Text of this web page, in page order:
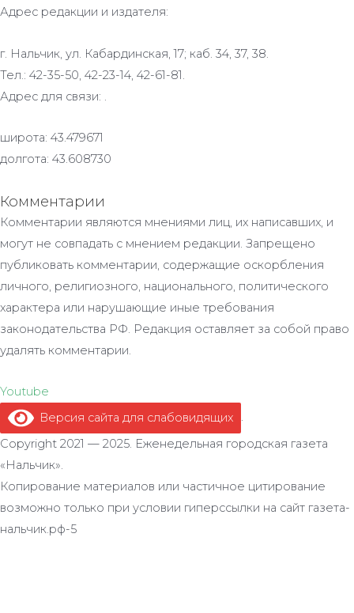
Адрес редакции и издателя:
г. Нальчик, ул. Кабардинская, 17; каб. 34, 37, 38.
Тел.: 42-35-50, 42-23-14, 42-61-81.
Адрес для связи: .
широта: 43.479671
долгота: 43.608730
Комментарии
Комментарии являются мнениями лиц, их написавших, и
могут не совпадать с мнением редакции. Запрещено
публиковать комментарии, содержащие оскорбления
личного, религиозного, национального, политического
характера или нарушающие иные требования
законодательства РФ. Редакция оставляет за собой право
удалять комментарии.
Youtube
Версия сайта для слабовидящих
.
Copyright 2021 — 2025. Еженедельная городская газета
«Нальчик».
Копирование материалов или частичное цитирование
возможно только при условии гиперссылки на сайт газета-
нальчик.рф-5